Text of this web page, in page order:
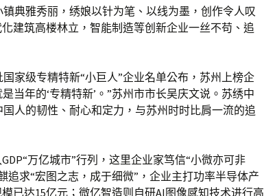
典雅秀丽，绣娘以针为笔、以线为墨，创作令人叹
建筑高楼林立，智能制造等创新企业一丝不苟、追
家级专精特新“小巨人”企业名单公布，苏州上榜企
当年的‘专精特新’。”苏州市市长吴庆文说。苏绣中
人的韧性、耐心和定力，与苏州时时比肩一流的追
万亿城市”行列，这里企业家笃信“小微亦可非
追求“宏图之志，成于细微”，企业主打功率半导体产
已达15亿元；微亿智造则自研AI图像感知技术进行高